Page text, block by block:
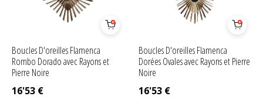
Boucles D'oreilles Flamenca
Rombo Dorado avec Rayons et
Pierre Noire
16'53 €
Boucles D'oreilles Flamenca
Dorées Ovales avec Rayons et Pierre
Noire
16'53 €